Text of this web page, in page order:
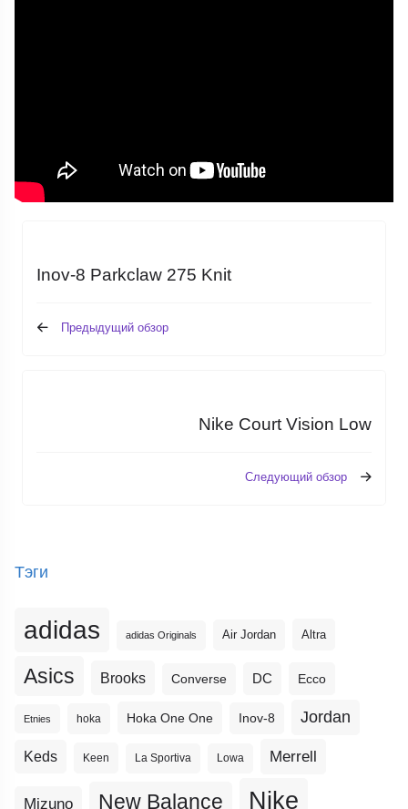
Inov-8 Parkclaw 275 Knit
Предыдущий обзор
Nike Court Vision Low
Следующий обзор
Тэги
adidas adidas Originals Air Jordan Altra
Asics Brooks Converse DC Ecco
Etnies hoka Hoka One One Inov-8 Jordan
Keds Keen La Sportiva Lowa Merrell
Mizuno New Balance Nike